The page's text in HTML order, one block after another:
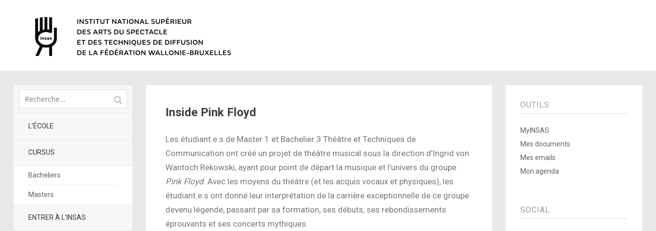
L’ÉCOLE
CURSUS
Bacheliers
Masters
ENTRER À L’INSAS
Inside Pink Floyd
Les étudiant.e.s de Master 1 et Bachelier 3 Théâtre et Techniques de
Communication ont créé un projet de théâtre musical sous la direction d’Ingrid von
Wantoch Rekowski, ayant pour point de départ la musique et l’univers du groupe
Pink Floyd. Avec les moyens du théâtre (et les acquis vocaux et physiques), les
étudiant.e.s ont donné leur interprétation de la carrière exceptionnelle de ce groupe
devenu légende, passant par sa formation, ses débuts, ses rebondissements
éprouvants et ses concerts mythiques.
OUTILS
MyINSAS
Mes documents
Mes emails
Mon agenda
SOCIAL